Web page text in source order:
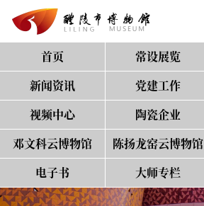
首页 常设展览
新闻资讯
党建工作
视频中心
陶瓷企业
邓文科云博物馆
陈扬龙窑云博物馆
电子书
大师专栏